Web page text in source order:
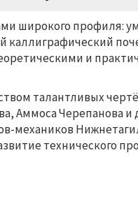
широкого профиля:
и
талантливых
Аммоса Черепанова и
технического